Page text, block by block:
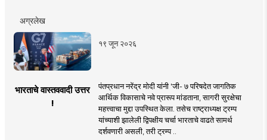
अग्रलेख
१९ जून २०२६
भारताचे वास्तववादी उत्तर
!
पंतप्रधान नरेंद्र मोदी यांनी 'जी- ७ परिषदेत जागतिक
आर्थिक विकासाचे नवे प्रारूप मांडताना, सागरी सुरक्षेचा
महत्त्वाचा मुद्दा उपस्थित केला. तसेच राष्ट्राध्यक्ष ट्रम्प
यांच्याशी झालेली द्विपक्षीय चर्चा भारताचे वाढते सामर्थ
दर्शवणारी असली, तरी ट्रम्प ..